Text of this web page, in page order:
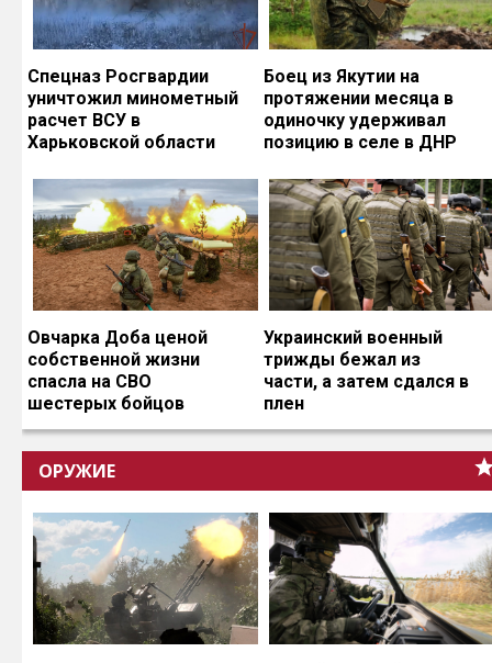
Спецназ Росгвардии
уничтожил минометный
расчет ВСУ в
Харьковской области
Боец из Якутии на
протяжении месяца в
одиночку удерживал
позицию в селе в ДНР
Овчарка Доба ценой
собственной жизни
спасла на СВО
шестерых бойцов
Украинский военный
трижды бежал из
части, а затем сдался в
плен
ОРУЖИЕ